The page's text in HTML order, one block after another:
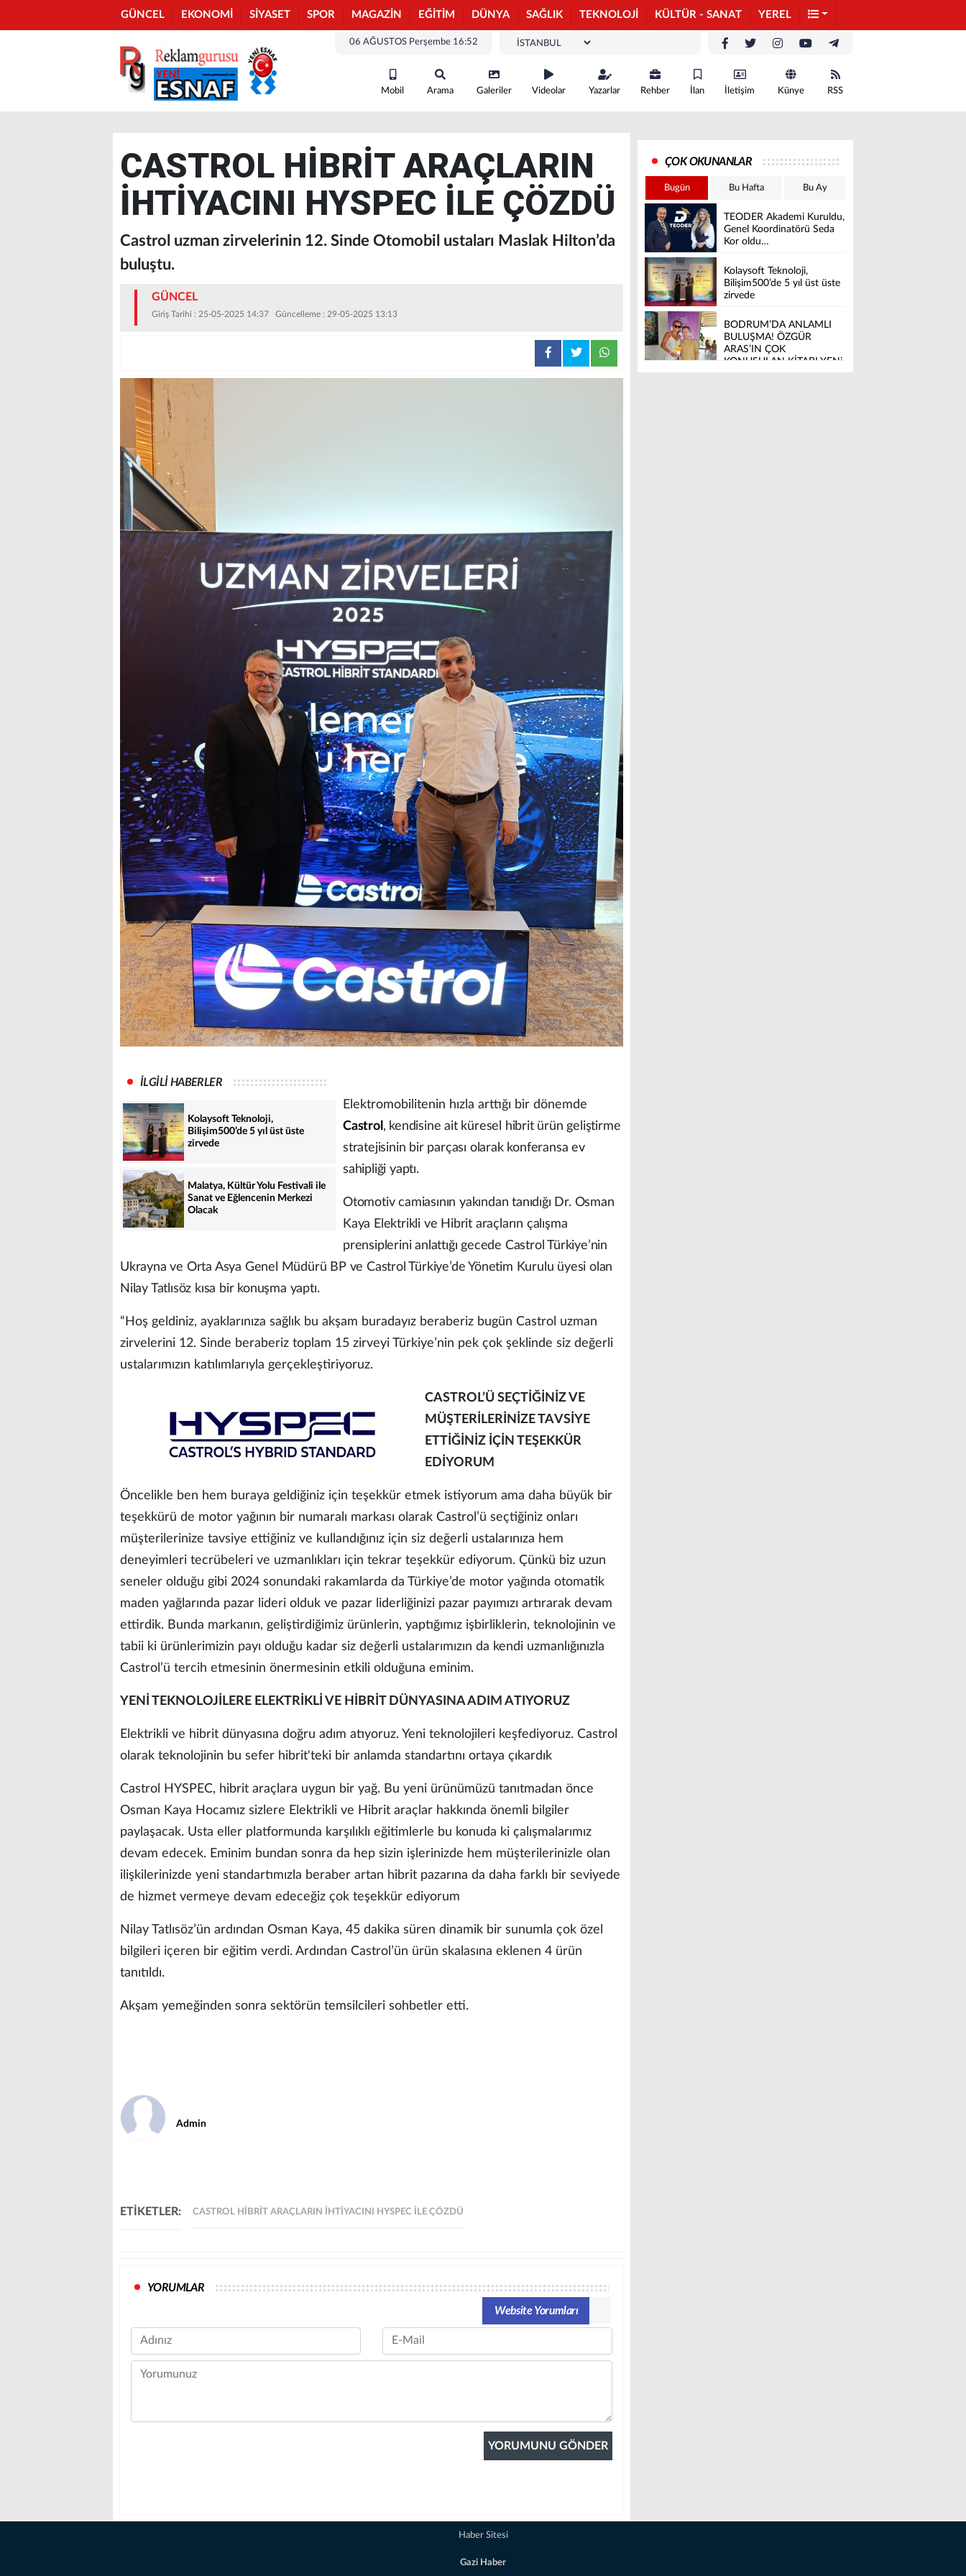
GÜNCEL EKONOMİ SİYASET SPOR MAGAZİN EĞİTİM DÜNYA SAĞLIK TEKNOLOJİ KÜLTÜR - SANAT YEREL
06 AĞUSTOS Perşembe 16:52
Mobil Arama Galeriler Videolar Yazarlar Rehber İlan İletişim Künye RSS
CASTROL HİBRİT ARAÇLARIN
İHTİYACINI HYSPEC İLE ÇÖZDÜ
Castrol uzman zirvelerinin 12. Sinde Otomobil ustaları Maslak Hilton’da
buluştu.
GÜNCEL
Giriş Tarihi : 25-05-2025 14:37 Güncelleme : 29-05-2025 13:13
İLGİLİ HABERLER
Kolaysoft Teknoloji,
Bilişim500’de 5 yıl üst üste
zirvede
Malatya, Kültür Yolu Festivali ile
Sanat ve Eğlencenin Merkezi
Olacak
Elektromobilitenin hızla arttığı bir dönemde
Castrol , kendisine ait küresel hibrit ürün geliştirme
stratejisinin bir parçası olarak konferansa ev
sahipliği yaptı.
Otomotiv camiasının yakından tanıdığı Dr. Osman
Kaya Elektrikli ve Hibrit araçların çalışma
prensiplerini anlattığı gecede Castrol Türkiye’nin
Ukrayna ve Orta Asya Genel Müdürü BP ve Castrol Türkiye’de Yönetim Kurulu üyesi olan
Nilay Tatlısöz kısa bir konuşma yaptı.
“Hoş geldiniz, ayaklarınıza sağlık bu akşam buradayız beraberiz bugün Castrol uzman
zirvelerini 12. Sinde beraberiz toplam 15 zirveyi Türkiye’nin pek çok şeklinde siz değerli
ustalarımızın katılımlarıyla gerçekleştiriyoruz.
CASTROL’Ü SEÇTİĞİNİZ VE
MÜŞTERİLERİNİZE TAVSİYE
ETTİĞİNİZ İÇİN TEŞEKKÜR
EDİYORUM
Öncelikle ben hem buraya geldiğiniz için teşekkür etmek istiyorum ama daha büyük bir
teşekkürü de motor yağının bir numaralı markası olarak Castrol’ü seçtiğiniz onları
müşterilerinize tavsiye ettiğiniz ve kullandığınız için siz değerli ustalarınıza hem
deneyimleri tecrübeleri ve uzmanlıkları için tekrar teşekkür ediyorum. Çünkü biz uzun
seneler olduğu gibi 2024 sonundaki rakamlarda da Türkiye’de motor yağında otomatik
maden yağlarında pazar lideri olduk ve pazar liderliğinizi pazar payımızı artırarak devam
ettirdik. Bunda markanın, geliştirdiğimiz ürünlerin, yaptığımız işbirliklerin, teknolojinin ve
tabii ki ürünlerimizin payı olduğu kadar siz değerli ustalarımızın da kendi uzmanlığınızla
Castrol’ü tercih etmesinin önermesinin etkili olduğuna eminim.
YENİ TEKNOLOJİLERE ELEKTRİKLİ VE HİBRİT DÜNYASINA ADIM ATIYORUZ
Elektrikli ve hibrit dünyasına doğru adım atıyoruz. Yeni teknolojileri keşfediyoruz. Castrol
olarak teknolojinin bu sefer hibrit'teki bir anlamda standartını ortaya çıkardık
Castrol HYSPEC, hibrit araçlara uygun bir yağ. Bu yeni ürünümüzü tanıtmadan önce
Osman Kaya Hocamız sizlere Elektrikli ve Hibrit araçlar hakkında önemli bilgiler
paylaşacak. Usta eller platformunda karşılıklı eğitimlerle bu konuda ki çalışmalarımız
devam edecek. Eminim bundan sonra da hep sizin işlerinizde hem müşterilerinizle olan
ilişkilerinizde yeni standartımızla beraber artan hibrit pazarına da daha farklı bir seviyede
de hizmet vermeye devam edeceğiz çok teşekkür ediyorum
Nilay Tatlısöz’ün ardından Osman Kaya, 45 dakika süren dinamik bir sunumla çok özel
bilgileri içeren bir eğitim verdi. Ardından Castrol’ün ürün skalasına eklenen 4 ürün
tanıtıldı.
Akşam yemeğinden sonra sektörün temsilcileri sohbetler etti.
Admin
ETİKETLER: CASTROL HİBRİT ARAÇLARIN İHTİYACINI HYSPEC İLE ÇÖZDÜ
YORUMLAR
Website Yorumları
Name Email
Comment
ÇOK OKUNANLAR
Bugün Bu Hafta Bu Ay
TEODER Akademi Kuruldu,
Genel Koordinatörü Seda
Kor oldu…
Kolaysoft Teknoloji,
Bilişim500’de 5 yıl üst üste
zirvede
BODRUM’DA ANLAMLI
BULUŞMA! ÖZGÜR
ARAS’IN ÇOK
KONUŞULAN KİTABI YENi
Haber Sitesi
Gazi Haber